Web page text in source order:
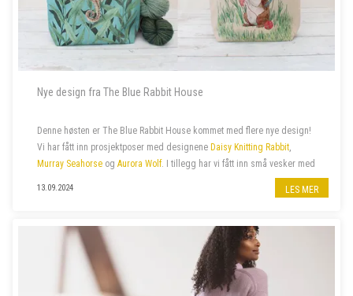
Nye design fra The Blue Rabbit House
Denne høsten er The Blue Rabbit House kommet med flere nye design!
Vi har fått inn prosjektposer med designene Daisy Knitting Rabbit,
Murray Seahorse og Aurora Wolf. I tillegg har vi fått inn små vesker med
13.09.2024 LES MER